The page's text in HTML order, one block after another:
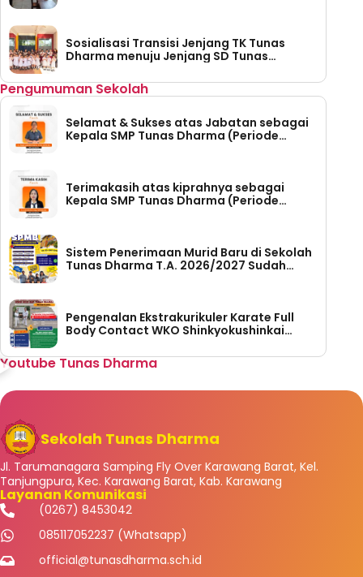
Sosialisasi Transisi Jenjang TK Tunas
Dharma menuju Jenjang SD Tunas
Pengumuman Sekolah
Selamat & Sukses atas Jabatan sebagai
Kepala SMP Tunas Dharma (Periode
Terimakasih atas kiprahnya sebagai
Kepala SMP Tunas Dharma (Periode
Sistem Penerimaan Murid Baru di Sekolah
Tunas Dharma T.A. 2026/2027 Sudah
Pengenalan Ekstrakurikuler Karate Full
Body Contact WKO Shinkyokushinkai
Youtube Tunas Dharma
Sekolah Tunas Dharma
Jl. Tarumanagara Samping Fly Over Karawang Barat, Kel.
Tanjungpura, Kec. Karawang Barat, Kab. Karawang
Layanan Komunikasi
(0267) 8453042
085117052237 (Whatsapp)
official@tunasdharma.sch.id